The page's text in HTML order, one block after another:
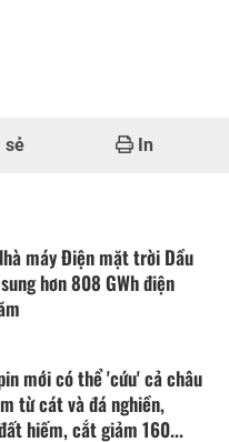
sẻ In
máy Điện mặt trời Dầu
hơn 808 GWh điện
mới có thể 'cứu' cả châu
từ cát và đá nghiền,
hiếm, cắt giảm 160...